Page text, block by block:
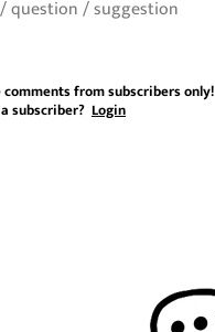
comments from subscribers only!
subscriber? Login